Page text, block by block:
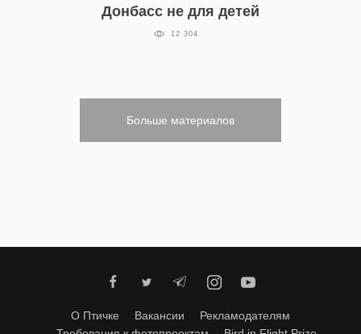
Донбасс не для детей
12 304
Больше материалов
О Птичке Вакансии
Рекламодателям